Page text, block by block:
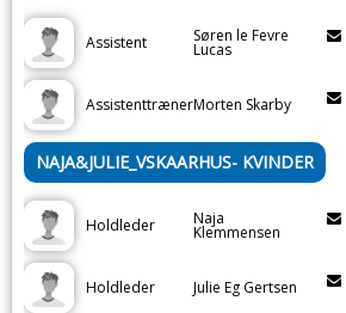
Assistent Søren le Fevre
Lucas
AssistenttrænerMorten Skarby
NAJA&JULIE_VSKAARHUS- KVINDER
Holdleder Naja
Klemmensen
Holdleder Julie Eg Gertsen